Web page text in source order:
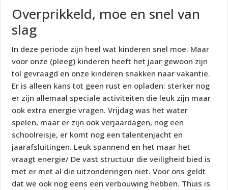
Overprikkeld, moe en snel van
slag
In deze periode zijn heel wat kinderen snel moe. Maar
voor onze (pleeg) kinderen heeft het jaar gewoon zijn
tol gevraagd en onze kinderen snakken naar vakantie.
Er is alleen kans tot geen rust en opladen: sterker nog
er zijn allemaal speciale activiteiten die leuk zijn maar
ook extra energie vragen. Vrijdag was het water
spelen, maar er zijn ook verjaardagen, nog een
schoolreisje, er komt nog een talentenjacht en
jaarafsluitingen. Leuk spannend en het maar het
vraagt energie/ De vast structuur die veiligheid bied is
met er met al die uitzonderingen niet. Voor ons geldt
dat we ook nog eens een verbouwing hebben. Thuis is